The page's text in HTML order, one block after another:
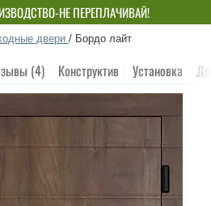
НЕ ПЕРЕПЛАЧИВАЙ!
двери / Бордо лайт
(4) Конструктив Установка